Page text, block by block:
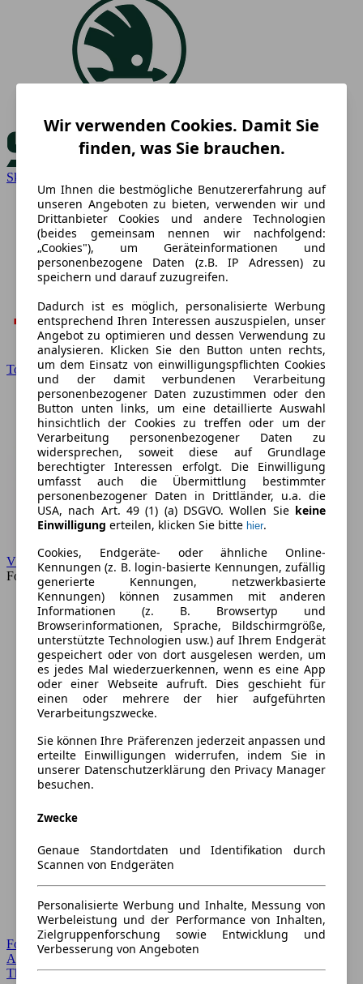
Skoda
Toyota
VW
Forum
Forum Startseite
Alle Auto-Foren
Themen-Forum
Wir verwenden Cookies. Damit Sie
finden, was Sie brauchen.
Um Ihnen die bestmögliche Benutzererfahrung auf
unseren Angeboten zu bieten, verwenden wir und
Drittanbieter Cookies und andere Technologien
(beides gemeinsam nennen wir nachfolgend:
„Cookies"), um Geräteinformationen und
personenbezogene Daten (z.B. IP Adressen) zu
speichern und darauf zuzugreifen.
Dadurch ist es möglich, personalisierte Werbung
entsprechend Ihren Interessen auszuspielen, unser
Angebot zu optimieren und dessen Verwendung zu
analysieren. Klicken Sie den Button unten rechts,
um dem Einsatz von einwilligungspflichten Cookies
und der damit verbundenen Verarbeitung
personenbezogener Daten zuzustimmen oder den
Button unten links, um eine detaillierte Auswahl
hinsichtlich der Cookies zu treffen oder um der
Verarbeitung personenbezogener Daten zu
widersprechen, soweit diese auf Grundlage
berechtigter Interessen erfolgt. Die Einwilligung
umfasst auch die Übermittlung bestimmter
personenbezogener Daten in Drittländer, u.a. die
USA, nach Art. 49 (1) (a) DSGVO. Wollen Sie keine
Einwilligung erteilen, klicken Sie bitte hier.
Cookies, Endgeräte- oder ähnliche Online-
Kennungen (z. B. login-basierte Kennungen, zufällig
generierte Kennungen, netzwerkbasierte
Kennungen) können zusammen mit anderen
Informationen (z. B. Browsertyp und
Browserinformationen, Sprache, Bildschirmgröße,
unterstützte Technologien usw.) auf Ihrem Endgerät
gespeichert oder von dort ausgelesen werden, um
es jedes Mal wiederzuerkennen, wenn es eine App
oder einer Webseite aufruft. Dies geschieht für
einen oder mehrere der hier aufgeführten
Verarbeitungszwecke.
Sie können Ihre Präferenzen jederzeit anpassen und
erteilte Einwilligungen widerrufen, indem Sie in
unserer Datenschutzerklärung den Privacy Manager
besuchen.
Zwecke
Genaue Standortdaten und Identifikation durch
Scannen von Endgeräten
Personalisierte Werbung und Inhalte, Messung von
Werbeleistung und der Performance von Inhalten,
Zielgruppenforschung sowie Entwicklung und
Verbesserung von Angeboten